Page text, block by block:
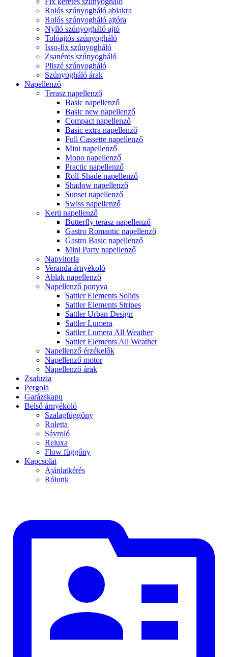
Rolós szúnyogháló ablakra
Rolós szúnyogháló ajtóra
Nyíló szúnyogháló ajtó
Tolóajtós szúnyogháló
Isso-fix szúnyogháló
Zsanéros szúnyogháló
Pliszé szúnyogháló
Szúnyogháló árak
Napellenző
Terasz napellenző
Basic napellenző
Basic new napellenző
Compact napellenző
Basic extra napellenző
Full Cassette napellenző
Mini napellenző
Mono napellenző
Practic napellenző
Roll-Shade napellenző
Shadow napellenző
Sunset napellenző
Swiss napellenző
Kerti napellenző
Butterfly terasz napellenző
Gastro Romantic napellenző
Gastro Basic napellenző
Mini Party napellenző
Napvitorla
Veranda árnyékoló
Ablak napellenző
Napellenző ponyva
Sattler Elements Solids
Sattler Elements Stripes
Sattler Urban Design
Sattler Lumera
Sattler Lumera All Weather
Sattler Elements All Weather
Napellenző érzékelők
Napellenző motor
Napellenző árak
Zsaluzia
Pergola
Garázskapu
Belső árnyékoló
Szalagfüggőny
Roletta
Sávroló
Reluxa
Flow függőny
Kapcsolat
Ajánlatkérés
Rólunk